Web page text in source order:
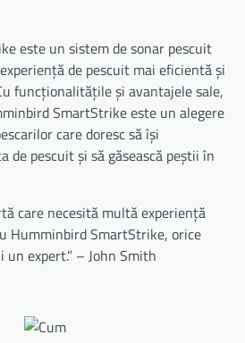
este un sistem de sonar pescuit
de pescuit mai eficientă și
funcționalitățile și avantajele sale,
SmartStrike este un alegere
care doresc să își
de pescuit și să găsească peștii în
care necesită multă experiență
Humminbird SmartStrike, orice
un expert.” – John Smith